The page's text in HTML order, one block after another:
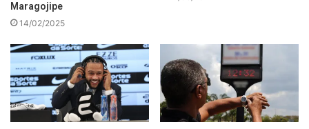
Maragojipe
14/02/2025